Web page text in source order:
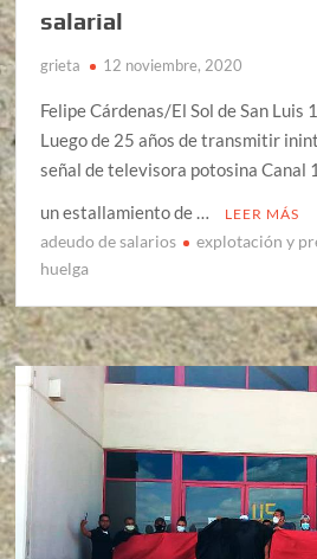
salarial
grieta 12 noviembre, 2020
Felipe Cárdenas/El Sol de San
Luego de 25 años de transmitir
señal de televisora potosina Canal
un estallamiento de …
LEER MÁS
adeudo de salarios
explotación y
huelga